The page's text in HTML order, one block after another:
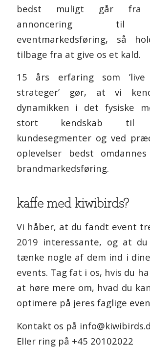
bedst muligt går fra
annoncering til
eventmarkedsføring, så
tilbage fra at give os et kald.
15 års erfaring som ’live
strateger’ gør, at vi
dynamikken i det fysiske
stort kendskab til
kundesegmenter og ved
oplevelser bedst
brandmarkedsføring.
kaffe med kiwibirds?
Vi håber, at du fandt event
2019 interessante, og at du
tænke nogle af dem ind i
events. Tag fat i os, hvis du
at høre mere om, hvad du
optimere på jeres faglige
Kontakt os på
Eller ring på +45 20102022